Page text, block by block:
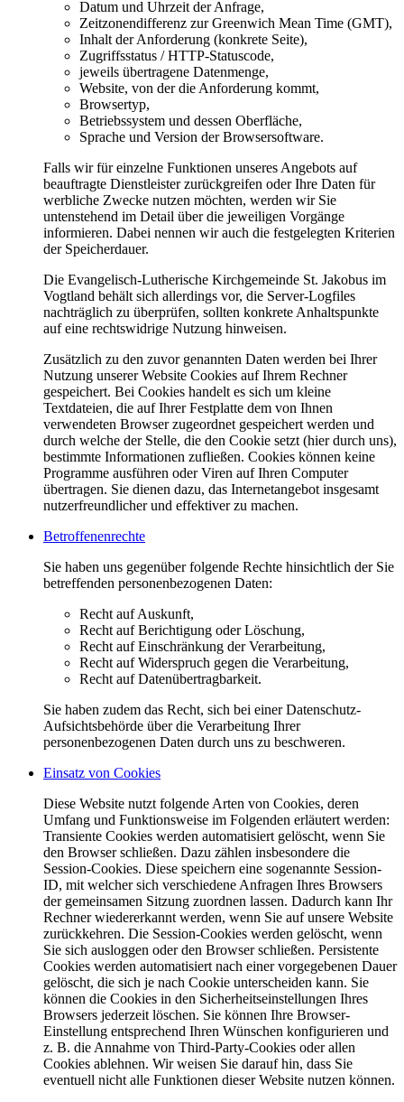
Datum und Uhrzeit der Anfrage,
Zeitzonendifferenz zur Greenwich Mean Time (GMT),
Inhalt der Anforderung (konkrete Seite),
Zugriffsstatus / HTTP-Statuscode,
jeweils übertragene Datenmenge,
Website, von der die Anforderung kommt,
Browsertyp,
Betriebssystem und dessen Oberfläche,
Sprache und Version der Browsersoftware.
Falls wir für einzelne Funktionen unseres Angebots auf
beauftragte Dienstleister zurückgreifen oder Ihre Daten für
werbliche Zwecke nutzen möchten, werden wir Sie
untenstehend im Detail über die jeweiligen Vorgänge
informieren. Dabei nennen wir auch die festgelegten Kriterien
der Speicherdauer.
Die Evangelisch-Lutherische Kirchgemeinde St. Jakobus im
Vogtland behält sich allerdings vor, die Server-Logfiles
nachträglich zu überprüfen, sollten konkrete Anhaltspunkte
auf eine rechtswidrige Nutzung hinweisen.
Zusätzlich zu den zuvor genannten Daten werden bei Ihrer
Nutzung unserer Website Cookies auf Ihrem Rechner
gespeichert. Bei Cookies handelt es sich um kleine
Textdateien, die auf Ihrer Festplatte dem von Ihnen
verwendeten Browser zugeordnet gespeichert werden und
durch welche der Stelle, die den Cookie setzt (hier durch uns),
bestimmte Informationen zufließen. Cookies können keine
Programme ausführen oder Viren auf Ihren Computer
übertragen. Sie dienen dazu, das Internetangebot insgesamt
nutzerfreundlicher und effektiver zu machen.
Betroffenenrechte
Sie haben uns gegenüber folgende Rechte hinsichtlich der Sie
betreffenden personenbezogenen Daten:
Recht auf Auskunft,
Recht auf Berichtigung oder Löschung,
Recht auf Einschränkung der Verarbeitung,
Recht auf Widerspruch gegen die Verarbeitung,
Recht auf Datenübertragbarkeit.
Sie haben zudem das Recht, sich bei einer Datenschutz-
Aufsichtsbehörde über die Verarbeitung Ihrer
personenbezogenen Daten durch uns zu beschweren.
Einsatz von Cookies
Diese Website nutzt folgende Arten von Cookies, deren
Umfang und Funktionsweise im Folgenden erläutert werden:
Transiente Cookies werden automatisiert gelöscht, wenn Sie
den Browser schließen. Dazu zählen insbesondere die
Session-Cookies. Diese speichern eine sogenannte Session-
ID, mit welcher sich verschiedene Anfragen Ihres Browsers
der gemeinsamen Sitzung zuordnen lassen. Dadurch kann Ihr
Rechner wiedererkannt werden, wenn Sie auf unsere Website
zurückkehren. Die Session-Cookies werden gelöscht, wenn
Sie sich ausloggen oder den Browser schließen. Persistente
Cookies werden automatisiert nach einer vorgegebenen Dauer
gelöscht, die sich je nach Cookie unterscheiden kann. Sie
können die Cookies in den Sicherheitseinstellungen Ihres
Browsers jederzeit löschen. Sie können Ihre Browser-
Einstellung entsprechend Ihren Wünschen konfigurieren und
z. B. die Annahme von Third-Party-Cookies oder allen
Cookies ablehnen. Wir weisen Sie darauf hin, dass Sie
eventuell nicht alle Funktionen dieser Website nutzen können.